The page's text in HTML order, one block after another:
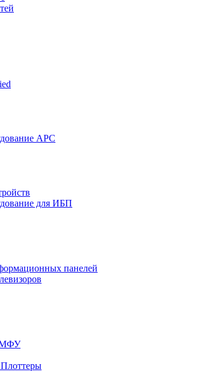
АРС
для ИБП
панелей
МФУ